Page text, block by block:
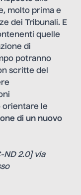
molto prima e
dei Tribunali. E
quelle
di
potranno
scritte del
orientare le
di un nuovo
ND 2.0] via